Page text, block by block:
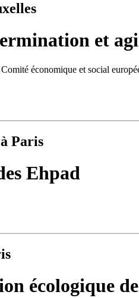
et
économique et social
Paris
Ehpad
écologique